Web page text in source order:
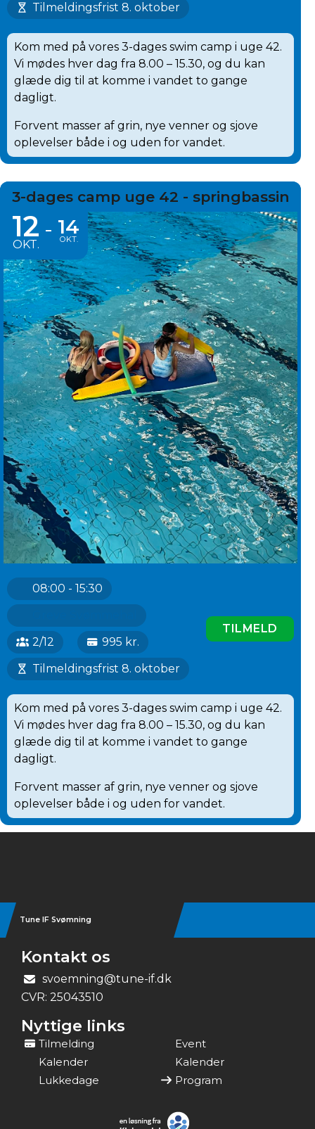
Tilmeldingsfrist 8. oktober
Kom med på vores 3-dages swim camp i uge 42.
Vi mødes hver dag fra 8.00 – 15.30, og du kan
glæde dig til at komme i vandet to gange
dagligt.
Forvent masser af grin, nye venner og sjove
oplevelser både i og uden for vandet.
3-dages camp uge 42 - springbassin
12
OKT.
- 14
OKT.
08:00 - 15:30
2/12
995 kr.
Tilmeldingsfrist 8. oktober
TILMELD
Kom med på vores 3-dages swim camp i uge 42.
Vi mødes hver dag fra 8.00 – 15.30, og du kan
glæde dig til at komme i vandet to gange
dagligt.
Forvent masser af grin, nye venner og sjove
oplevelser både i og uden for vandet.
Tune IF Svømning
Kontakt os
svoemning@tune-if.dk
CVR: 25043510
Nyttige links
Tilmelding
Event
Kalender
Kalender
Lukkedage
Program